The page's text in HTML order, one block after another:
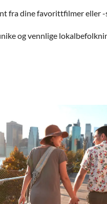
fra dine favorittfilmer eller -
og vennlige